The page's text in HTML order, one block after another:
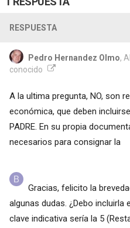
RESPUESTA
Pedro Hernandez Olmo,
conocido
A la ultima pregunta, NO, son
económica, que deben
PADRE. En su propia
necesarios para consignar la
Gracias, felicito la
algunas dudas. ¿Debo incluirla
clave indicativa sería la 5